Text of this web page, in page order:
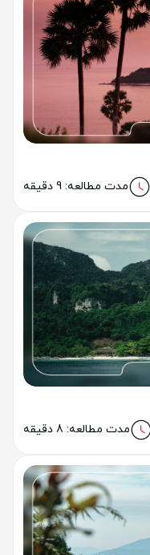
مدت مطالعه: 9 دقیقه
مدت مطالعه: 8 دقیقه